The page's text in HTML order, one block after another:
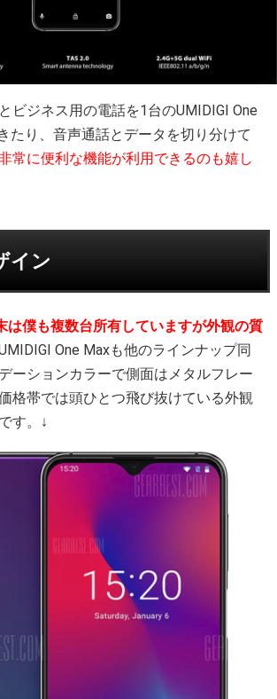
ビジネス用の電話を1台のUMIDIGI One
たり、音声通話とデータを切り分けて
常に便利な機能が利用できるのも嬉し
イン
は僕も複数台所有していますが外観の質
One Maxも他のラインナップ同
ーションカラーで側面はメタルフレー
格帯では頭ひとつ飛び抜けている外観
す。↓